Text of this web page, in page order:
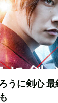
うに剣心